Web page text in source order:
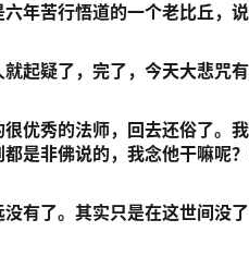
年苦行悟道的一个老比丘，
起疑了，完了，今天大悲咒
优秀的法师，回去还俗了。
是非佛说的，我念他干嘛呢
有了。其实只是在这世间没